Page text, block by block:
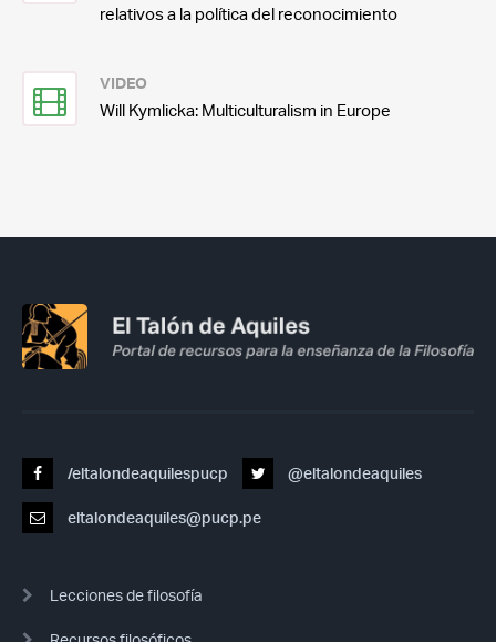
relativos a la política del reconocimiento
VIDEO
Will Kymlicka: Multiculturalism in Europe
/eltalondeaquilespucp @eltalondeaquiles
eltalondeaquiles@pucp.pe
Lecciones de filosofía